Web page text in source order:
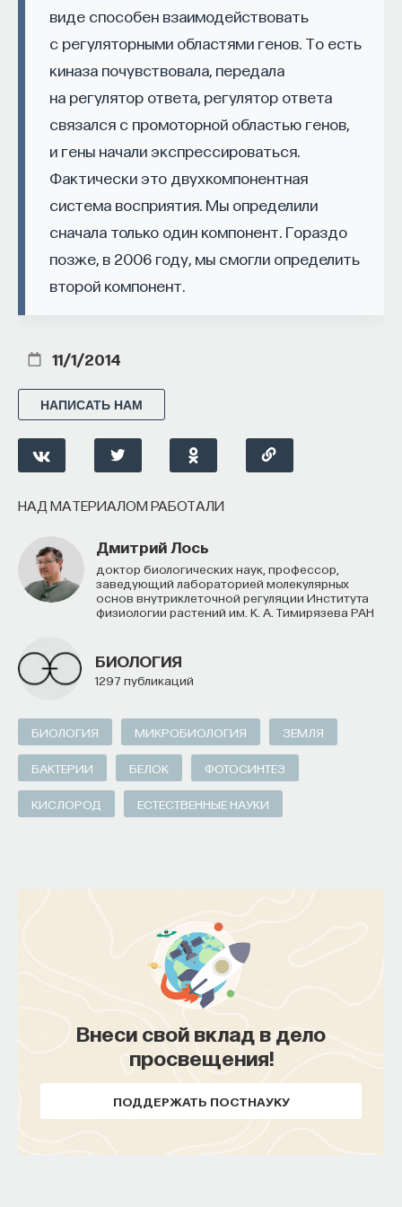
виде способен взаимодействовать
с регуляторными областями генов. То есть
киназа почувствовала, передала
на регулятор ответа, регулятор ответа
связался с промоторной областью генов,
и гены начали экспрессироваться.
Фактически это двухкомпонентная
система восприятия. Мы определили
сначала только один компонент. Гораздо
позже, в 2006 году, мы смогли определить
второй компонент.
11/1/2014
НАПИСАТЬ НАМ
НАД МАТЕРИАЛОМ РАБОТАЛИ
Дмитрий Лось
доктор биологических наук, профессор,
заведующий лабораторией молекулярных
основ внутриклеточной регуляции Института
физиологии растений им. К. А. Тимирязева РАН
БИОЛОГИЯ
1297 публикаций
БИОЛОГИЯ МИКРОБИОЛОГИЯ ЗЕМЛЯ
БАКТЕРИИ БЕЛОК ФОТОСИНТЕЗ
КИСЛОРОД ЕСТЕСТВЕННЫЕ НАУКИ
Внеси свой вклад в дело
просвещения!
ПОДДЕРЖАТЬ ПОСТНАУКУ